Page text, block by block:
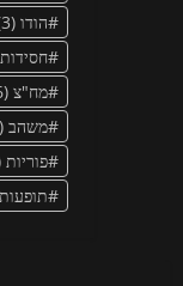
הודו (3)
חסידות
מח"צ (6)
משהב (33)
פוריות